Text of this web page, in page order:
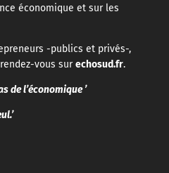
économique et sur les
-publics et privés-,
vous surechosud.fr.
de l’économique ’